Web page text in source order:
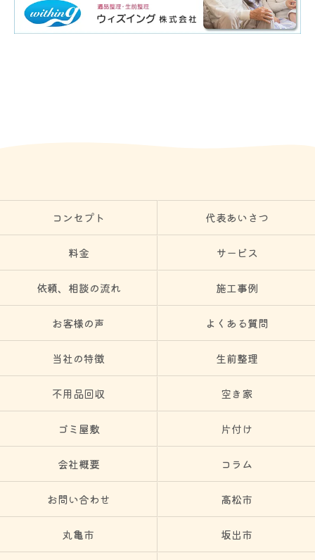
コンセプト 代表あいさつ
料金 サービス
依頼、相談の流れ 施工事例
お客様の声 よくある質問
当社の特徴 生前整理
不用品回収 空き家
ゴミ屋敷 片付け
会社概要 コラム
お問い合わせ 高松市
丸亀市 坂出市